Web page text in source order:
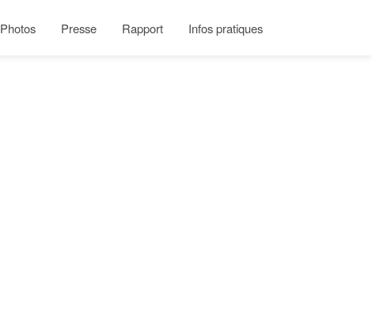
Photos Presse Rapport Infos pratiques